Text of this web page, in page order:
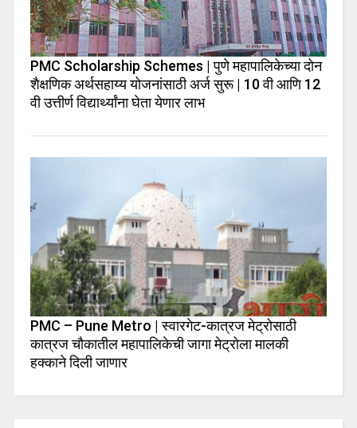
PMC Scholarship Schemes | पुणे महापालिकेच्या दोन
शैक्षणिक अर्थसहाय्य योजनांसाठी अर्ज सुरू | 10 वी आणि 12
वी उत्तीर्ण विद्यार्थ्यांना घेता येणार लाभ
PMC – Pune Metro | स्वारगेट-कात्रज मेट्रोसाठी
कात्रज चौकातील महापालिकेची जागा मेट्रोला मालकी
हक्काने दिली जाणार